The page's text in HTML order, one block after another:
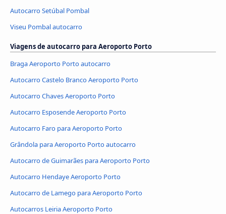
Autocarro Setúbal Pombal
Viseu Pombal autocarro
Viagens de autocarro para Aeroporto Porto
Braga Aeroporto Porto autocarro
Autocarro Castelo Branco Aeroporto Porto
Autocarro Chaves Aeroporto Porto
Autocarro Esposende Aeroporto Porto
Autocarro Faro para Aeroporto Porto
Grândola para Aeroporto Porto autocarro
Autocarro de Guimarães para Aeroporto Porto
Autocarro Hendaye Aeroporto Porto
Autocarro de Lamego para Aeroporto Porto
Autocarros Leiria Aeroporto Porto